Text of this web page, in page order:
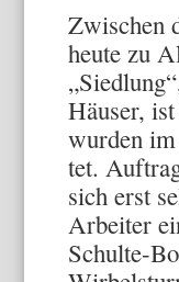
Zwischen
heute zu
Häuser,
wurden
tet.
sich erst
Arbeiter
Schulte-